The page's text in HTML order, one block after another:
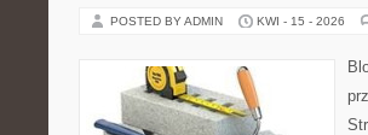
POSTED BY ADMIN KWI - 15 - 2026